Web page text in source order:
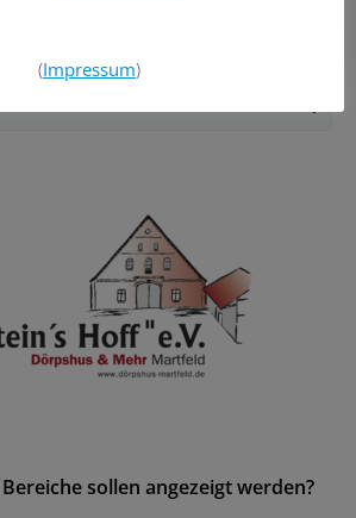
navigation
sollen angezeigt werden?
(Impressum)